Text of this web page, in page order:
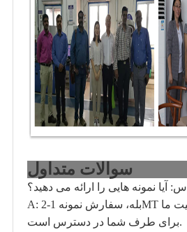
سوالات متداول
س: آیا نمونه هایی را ارائه می دهید؟
A: بله، سفارش نمونه 1-2MT برای بررسی کیفیت ما
برای طرف شما در دسترس است.